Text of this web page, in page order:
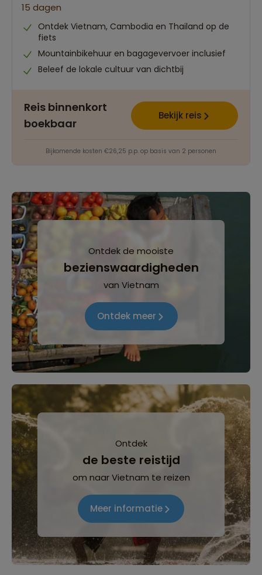
15 dagen
Ontdek Vietnam, Cambodia en Thailand op de
fiets
Mountainbikehuur en bagagevervoer inclusief
Beleef de lokale cultuur van dichtbij
Reis binnenkort
boekbaar
Bekijk reis
Bijkomende kosten €26,25 p.p. op basis van 2 personen
Ontdek de mooiste
bezienswaardigheden
van Vietnam
Ontdek meer
Ontdek
de beste reistijd
om naar Vietnam te reizen
Meer informatie